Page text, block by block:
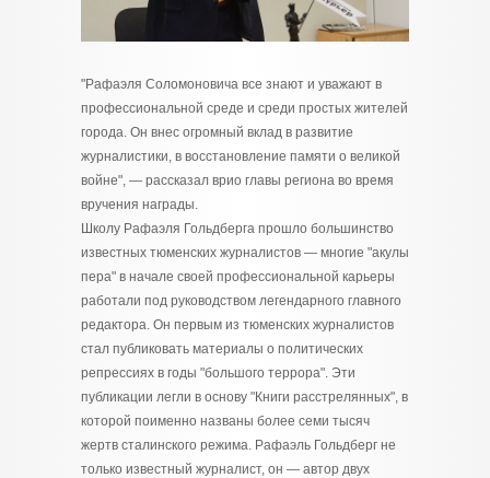
"Рафаэля Соломоновича все знают и уважают в
профессиональной среде и среди простых жителей
города. Он внес огромный вклад в развитие
журналистики, в восстановление памяти о великой
войне", — рассказал врио главы региона во время
вручения награды.
Школу Рафаэля Гольдберга прошло большинство
известных тюменских журналистов — многие "акулы
пера" в начале своей профессиональной карьеры
работали под руководством легендарного главного
редактора. Он первым из тюменских журналистов
стал публиковать материалы о политических
репрессиях в годы "большого террора". Эти
публикации легли в основу "Книги расстрелянных", в
которой поименно названы более семи тысяч
жертв сталинского режима. Рафаэль Гольдберг не
только известный журналист, он — автор двух